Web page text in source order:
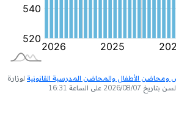
ومحاضن الأطفال والمحاضن المدرسية القانونية لوزارة
على الساعة 16:31